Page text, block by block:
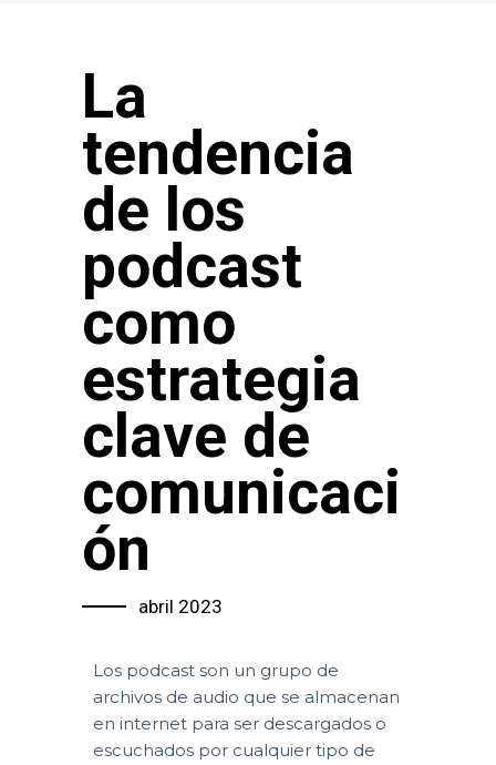
La
tendencia
de los
podcast
como
estrategia
clave de
comunicaci
ón
abril 2023
Los podcast son un grupo de
archivos de audio que se almacenan
en internet para ser descargados o
escuchados por cualquier tipo de